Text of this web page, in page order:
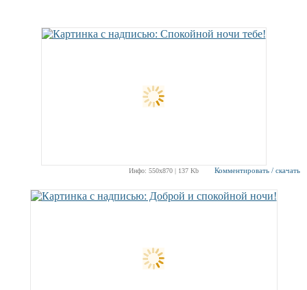
Инфо: 550х870 | 137 Kb Комментировать / скачать